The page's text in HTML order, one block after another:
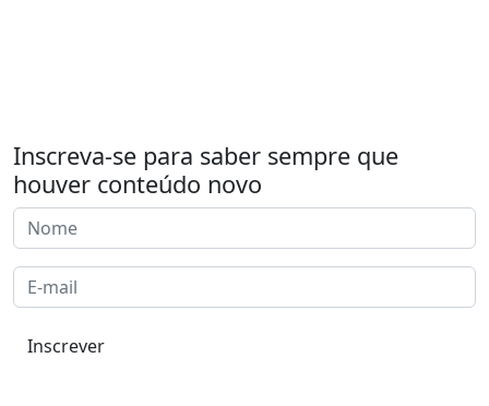
Inscreva-se para saber sempre que
houver conteúdo novo
Inscrever